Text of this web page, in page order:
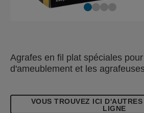
Agrafes en fil plat spéciales
d'ameublement et les
VOUS TROUVEZ ICI
LIGNE